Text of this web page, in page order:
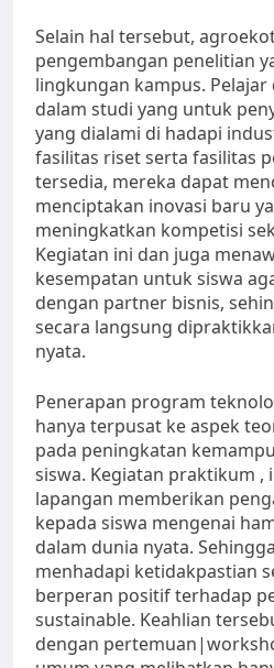
Selain hal tersebut,
pengembangan penelitian
lingkungan kampus.
dalam studi yang untuk
yang dialami di hadapi
fasilitas riset serta fasilitas
tersedia, mereka dapat
menciptakan inovasi baru
meningkatkan kompetisi
Kegiatan ini dan juga
kesempatan untuk siswa
dengan partner bisnis,
secara langsung
nyata.
Penerapan program
hanya terpusat ke aspek
pada peningkatan
siswa. Kegiatan praktikum ,
lapangan memberikan
kepada siswa mengenai
dalam dunia nyata.
menhadapi ketidakpastian
berperan positif terhadap
sustainable. Keahlian
dengan